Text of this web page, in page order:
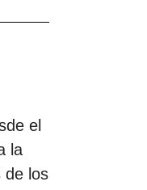
el
la
de los